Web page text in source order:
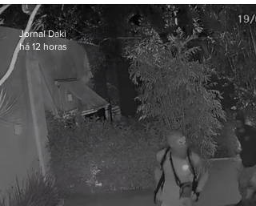
Jornal Daki
há 12 horas